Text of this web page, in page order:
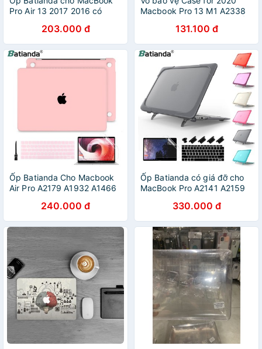
Pro Air 13 2017 2016 có
Mac air 2018 2019
203.000 đ
Macbook Pro 13 M1 A2338
131.100 đ
Ốp Batianda Cho Macbook
Air Pro A2179 A1932 A1466
13.3 Inch 15.4 Inch 16 Inch
2018 2019 2020
240.000 đ
Ốp Batianda có giá đỡ cho
MacBook Pro A2141 A2159
12 inch 13.3 inch16 inch
2018 2019 2020
330.000 đ